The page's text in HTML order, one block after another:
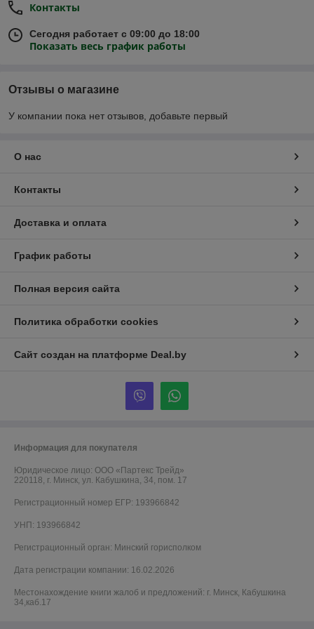
Контакты
Сегодня работает с 09:00 до 18:00
Показать весь график работы
Отзывы о магазине
У компании пока нет отзывов, добавьте первый
О нас
Контакты
Доставка и оплата
График работы
Полная версия сайта
Политика обработки cookies
Сайт создан на платформе Deal.by
Информация для покупателя
Юридическое лицо: ООО «Партекс Трейд»
220118, г. Минск, ул. Кабушкина, 34, пом. 17
Регистрационный номер ЕГР: 193966842
УНП: 193966842
Регистрационный орган: Минский горисполком
Дата регистрации компании: 16.02.2026
Местонахождение книги жалоб и предложений: г. Минск, Кабушкина
34,каб.17